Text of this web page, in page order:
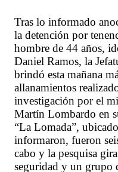
Tras lo informado
la detención por
hombre de 44 años,
Daniel Ramos, la
brindó esta mañana
allanamientos
investigación por el
Martín Lombardo en
“La Lomada”,
informaron, fueron
cabo y la pesquisa
seguridad y un grupo